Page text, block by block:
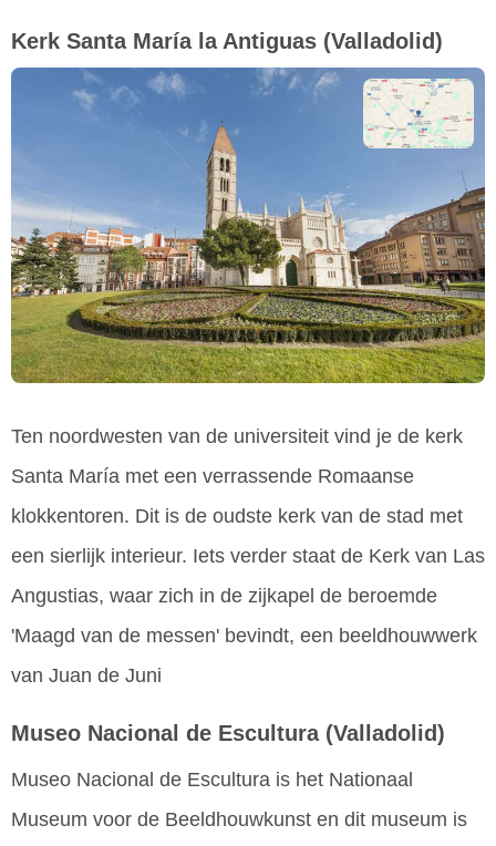
Kerk Santa María la Antiguas (Valladolid)
Ten noordwesten van de universiteit vind je de kerk
Santa María met een verrassende Romaanse
klokkentoren. Dit is de oudste kerk van de stad met
een sierlijk interieur. Iets verder staat de Kerk van Las
Angustias, waar zich in de zijkapel de beroemde
'Maagd van de messen' bevindt, een beeldhouwwerk
van Juan de Juni
Museo Nacional de Escultura (Valladolid)
Museo Nacional de Escultura is het Nationaal
Museum voor de Beeldhouwkunst en dit museum is